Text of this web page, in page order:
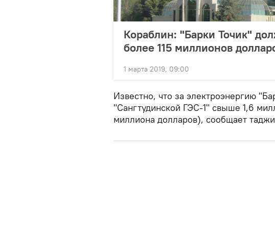
Кораблин: "Барки Точик"
более 115 миллионов
1 марта 2019, 09:00
Известно, что за электроэнергию
"Сангтудинской ГЭС-1" свыше 1,6
миллиона долларов), сообщает